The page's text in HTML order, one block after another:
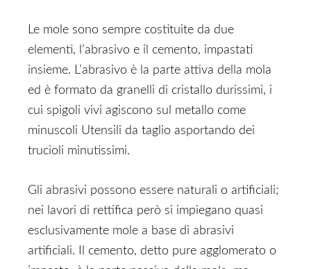
Le mole sono sempre costituite da due
elementi, l’abrasivo e il cemento, impastati
insieme. L’abrasivo è la parte attiva della mola
ed è formato da granelli di cristallo durissimi, i
cui spigoli vivi agiscono sul metallo come
minuscoli Utensili da taglio asportando dei
trucioli minutissimi.
Gli abrasivi possono essere naturali o artificiali;
nei lavori di rettifica però si impiegano quasi
esclusivamente mole a base di abrasivi
artificiali. Il cemento, detto pure agglomerato o